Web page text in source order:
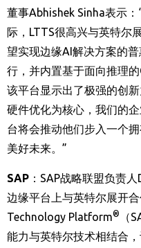
董事Abhishek Sinha表示：
际， LTTS很高兴与英特尔
望实现边缘AI解决方案的
行，并内置基于面向推理的
该平台显示出了极强的创
硬件优化为核心，我们的
台将会推动他们步入一个
美好未来。 ”
SAP ： SAP战略联盟负责人
边缘平台上与英特尔展开
Technology Platform® （
能力与英特尔技术相结合